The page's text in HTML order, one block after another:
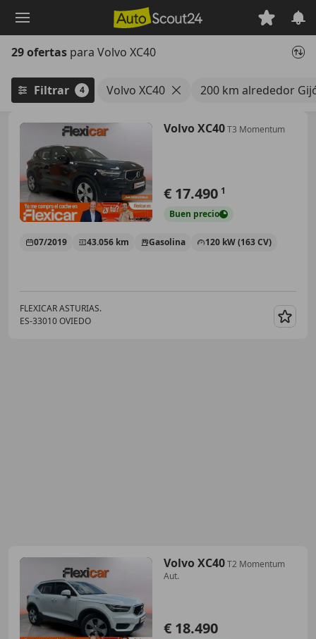
principal
29 ofertas para Volvo XC40
Filtrar 4 Volvo XC40 200 km alrededor
Volvo XC40T3 Momentum
€ 17.490 1
Buen precio
07/2019 43.056 km Gasolina 120 kW (163 CV)
FLEXICAR ASTURIAS.
ES-33010 OVIEDO
Volvo XC40T2 Momentum
Aut.
€ 18.490